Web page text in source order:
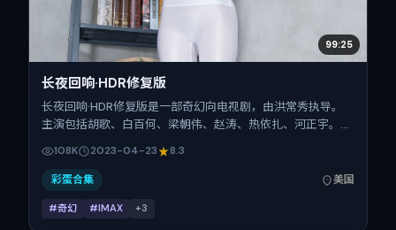
99:25
长夜回响·HDR修复版
长夜回响·HDR修复版是一部奇幻向电视剧，由洪常秀执导。
主演包括胡歌、白百何、梁朝伟、赵涛、热依扎、河正宇。作
日期 2023-04-23，正片时长133分钟。
108K 2023-04-23 8.3
彩蛋合集 美国
#奇幻 #IMAX +3